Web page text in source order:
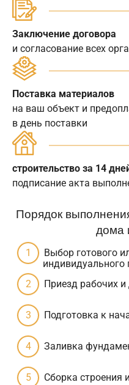
Заключение договора
и согласование всех
Поставка материалов
на ваш объект и
в день поставки
строительство за 14
подписание акта
Порядок
дома
Выбор готового
индивидуального
Приезд рабочих
Подготовка к
Заливка
Сборка строения